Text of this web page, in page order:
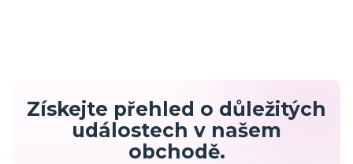
Získejte přehled o důležitých
událostech v našem
obchodě.